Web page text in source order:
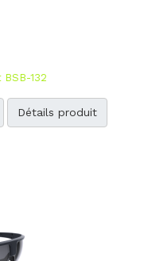
132
Détails produit